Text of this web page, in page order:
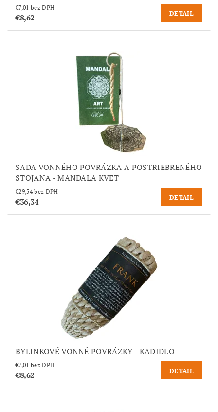
€7,01 bez DPH
€8,62 DETAIL
SADA VONNÉHO POVRÁZKA A POSTRIEBRENÉHO
STOJANA - MANDALA KVET
€29,54 bez DPH
€36,34 DETAIL
BYLINKOVÉ VONNÉ POVRÁZKY - KADIDLO
€7,01 bez DPH
€8,62 DETAIL